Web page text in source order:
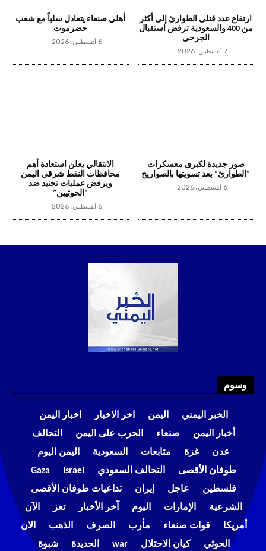
وسوم
الخبر اليمني اليمن اخر الاخبار
اخبار اليمن
أخبار اليمن
صنعاء الحرب على اليمن
التحالف
عدن
غزة متابعات السعودية
اليمن اليوم
طوفان الأقصى
التحالف السعودي Israel
Gaza
فلسطين
عاجل إيران
تداعيات طوفان الأقصى
الشرعية
الإمارات اليوم آخر الأخبار تعز
الآن
أمريكا
قوات صنعاء مأرب الصرف الذهب
الان
الحوثي
كيان الاحتلال war الحديدة شبوة